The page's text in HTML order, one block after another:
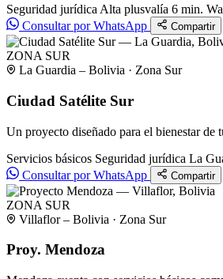
Seguridad jurídica Alta plusvalía 6 min.
Consultar por WhatsApp
Compartir
ZONA SUR
La Guardia – Bolivia · Zona Sur
Ciudad Satélite Sur
Un proyecto diseñado para el bienestar
Servicios básicos Seguridad jurídica La
Consultar por WhatsApp
Compartir
ZONA SUR
Villaflor – Bolivia · Zona Sur
Proy. Mendoza